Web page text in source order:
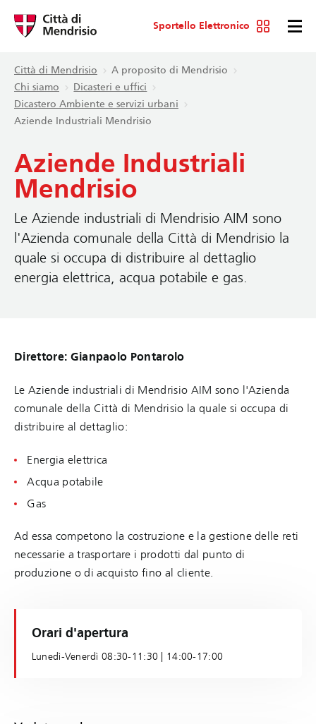
Sportello Elettronico
Città di Mendrisio
A proposito di Mendrisio
Chi siamo
Dicasteri e uffici
Dicastero Ambiente e servizi urbani
Aziende Industriali Mendrisio
Aziende Industriali
Mendrisio
Le Aziende industriali di Mendrisio AIM sono
l'Azienda comunale della Città di Mendrisio la
quale si occupa di distribuire al dettaglio
energia elettrica, acqua potabile e gas.
Direttore: Gianpaolo Pontarolo
Le Aziende industriali di Mendrisio AIM sono l'Azienda
comunale della Città di Mendrisio la quale si occupa di
distribuire al dettaglio:
Energia elettrica
Acqua potabile
Gas
Ad essa competono la costruzione e la gestione delle reti
necessarie a trasportare i prodotti dal punto di
produzione o di acquisto fino al cliente.
Orari d'apertura
Lunedì-Venerdì 08:30-11:30 | 14:00-17:00